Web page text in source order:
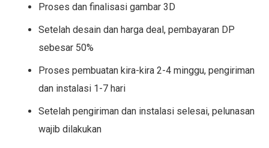
Proses dan finalisasi gambar 3D
Setelah desain dan harga deal, pembayaran DP
sebesar 50%
Proses pembuatan kira-kira 2-4 minggu, pengiriman
dan instalasi 1-7 hari
Setelah pengiriman dan instalasi selesai, pelunasan
wajib dilakukan